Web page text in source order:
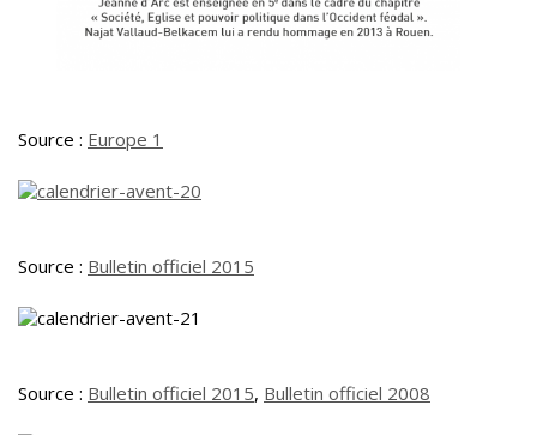
Source : Europe 1
Source : Bulletin officiel 2015
Source : Bulletin officiel 2015, Bulletin officiel 2008